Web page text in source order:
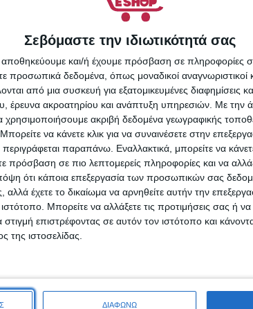
Σεβόμαστε την ιδιωτικότητά σας
αποθηκεύουμε και/ή έχουμε πρόσβαση σε πληροφορίες
προσωπικά δεδομένα, όπως μοναδικοί αναγνωριστικοί
από μια συσκευή για εξατομικευμένες διαφημίσεις
έρευνα ακροατηρίου και ανάπτυξη υπηρεσιών. Με την
χρησιμοποιήσουμε ακριβή δεδομένα γεωγραφικής
να κάνετε κλικ για να συναινέσετε στην
παραπάνω. Εναλλακτικά, μπορείτε να κάνετε
πρόσβαση σε πιο λεπτομερείς πληροφορίες και να
ότι κάποια επεξεργασία των προσωπικών σας
αλλά έχετε το δικαίωμα να αρνηθείτε αυτήν την
Μπορείτε να αλλάξετε τις προτιμήσεις σας ή
επιστρέφοντας σε αυτόν τον ιστότοπο και
ιστοσελίδας.
ΔΙΑΦΩΝΩ
με 5